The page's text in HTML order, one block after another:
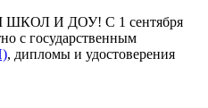
И ДОУ! С 1 сентября
с государственным
, дипломы и удостоверения